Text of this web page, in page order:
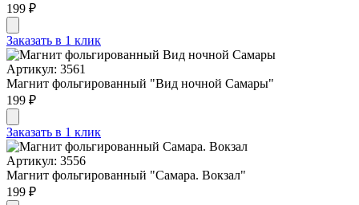
199 ₽
Заказать в 1 клик
Артикул: 3561
Магнит фольгированный "Вид ночной Самары"
199 ₽
Заказать в 1 клик
Артикул: 3556
Магнит фольгированный "Самара. Вокзал"
199 ₽